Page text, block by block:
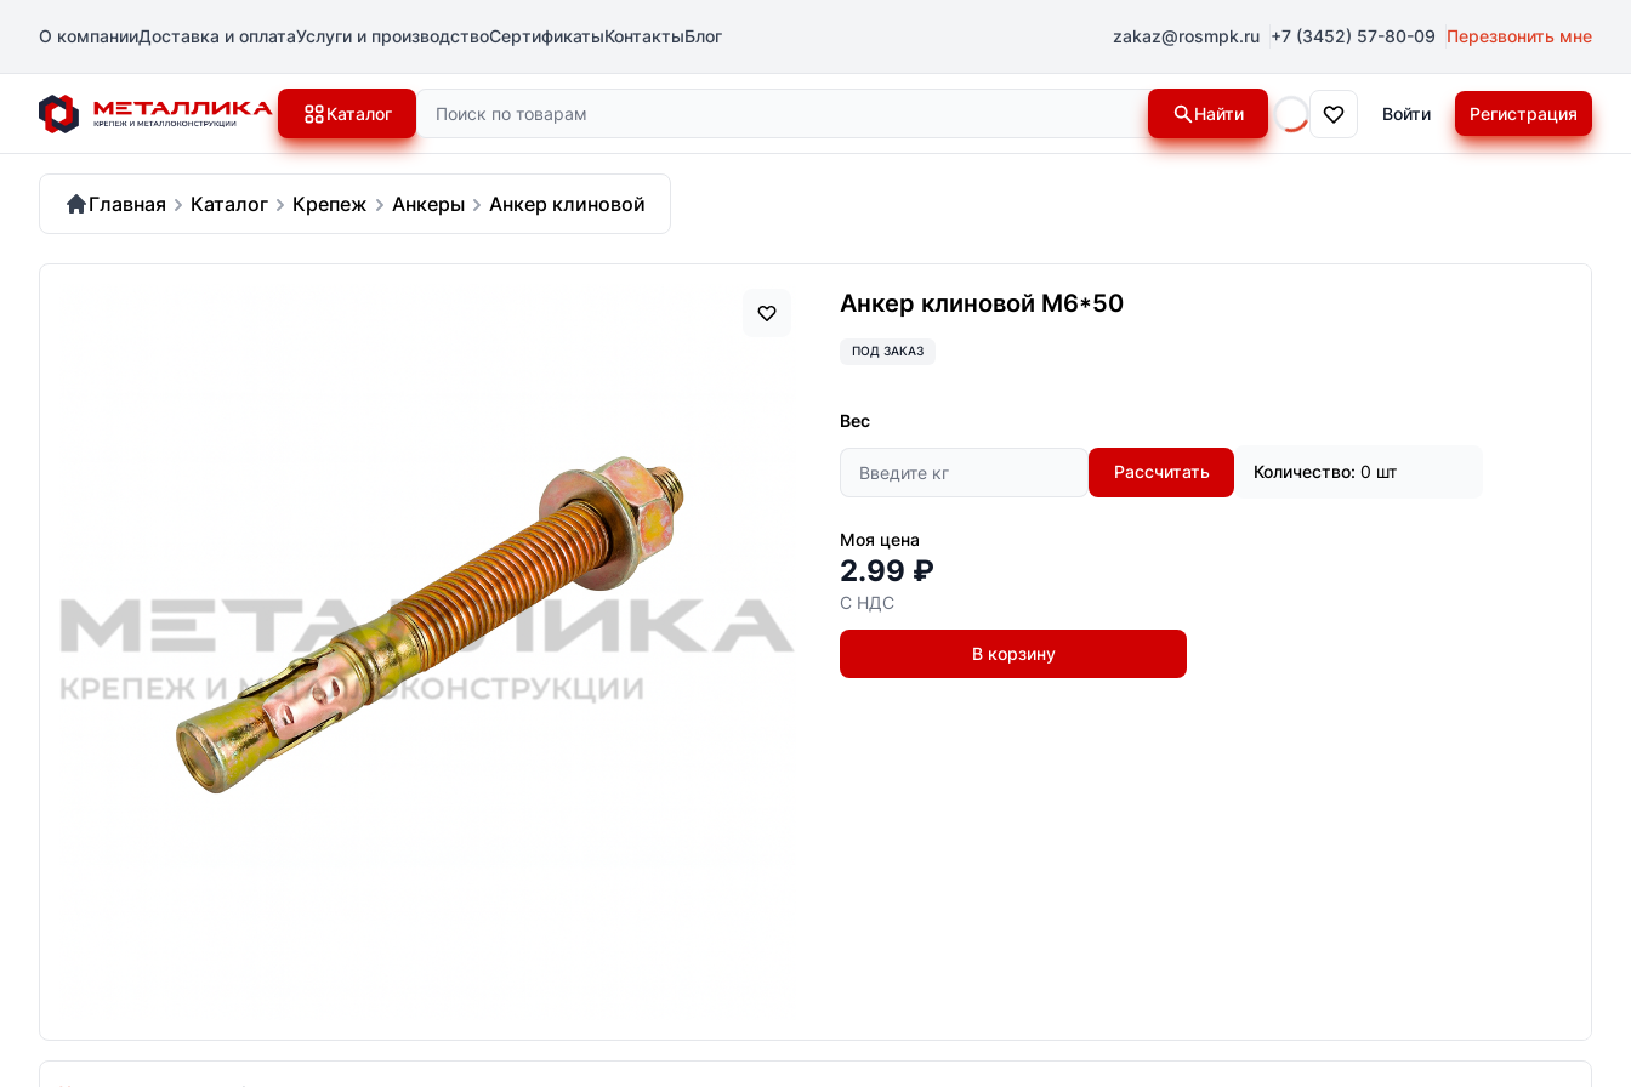
О компанииДоставка и оплатаУслуги и производствоСертификатыКонтактыБлог zakaz@rosmpk.ru +7 (3452) 57-80-09 Перезвонить мне
Каталог Поиск Найти
Loading...
Войти Регистрация
Главная Каталог Крепеж Анкеры Анкер клиновой
Анкер клиновой М6*50
ПОД ЗАКАЗ
Вес
Рассчитать Количество: 0 шт
Моя цена
2.99 ₽
С НДС
В корзину